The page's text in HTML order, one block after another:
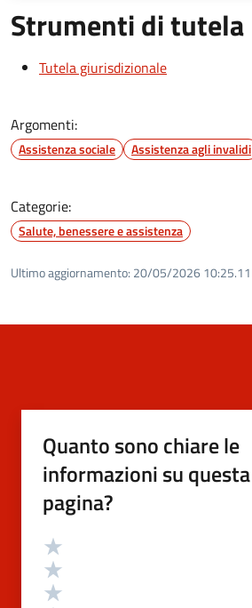
Strumenti di tutela
Tutela giurisdizionale
Argomenti:
Assistenza sociale Assistenza agli invalidi
Categorie:
Salute, benessere e assistenza
Ultimo aggiornamento: 20/05/2026 10:25.11
Quanto sono chiare le
informazioni su questa
pagina?
Valutazione